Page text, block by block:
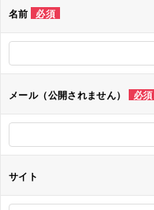
シ
ョ
ン
名前 必須
メール（公開されません） 必須
サイト